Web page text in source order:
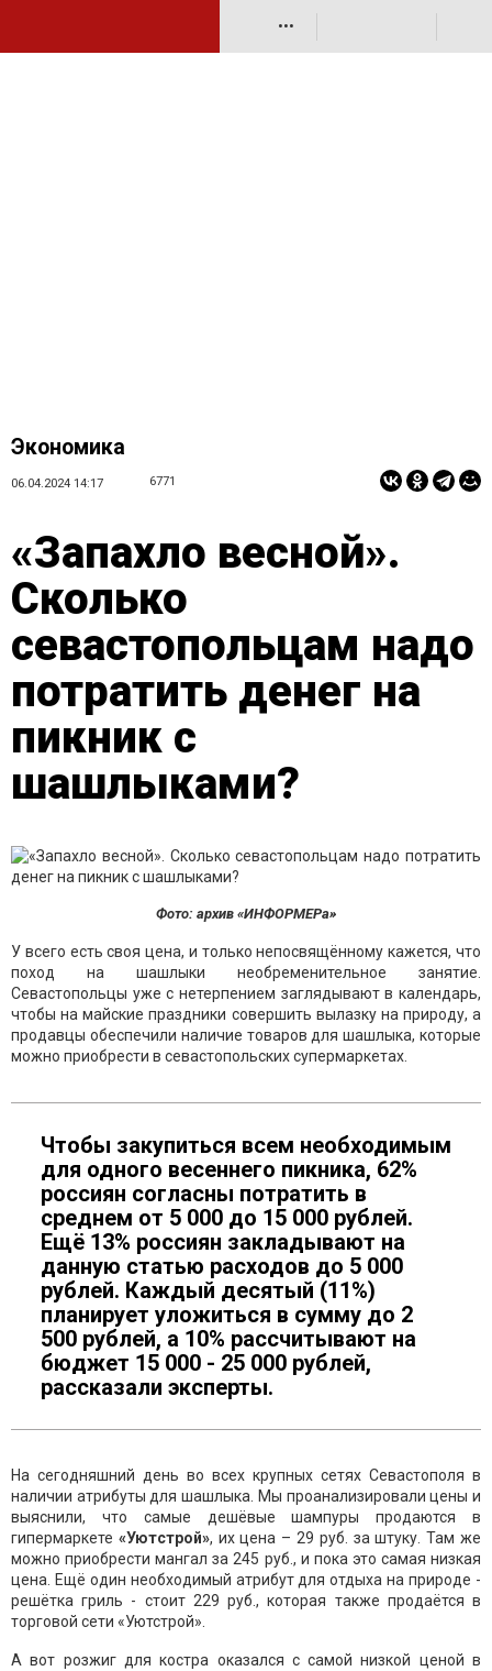
•••
Экономика
06.04.2024 14:17 6771
«Запахло весной».
Сколько
севастопольцам надо
потратить денег на
пикник с
шашлыками?
Фото: архив «ИНФОРМЕРа»
У всего есть своя цена, и только непосвящённому кажется, что
поход на шашлыки необременительное занятие.
Севастопольцы уже с нетерпением заглядывают в календарь,
чтобы на майские праздники совершить вылазку на природу, а
продавцы обеспечили наличие товаров для шашлыка, которые
можно приобрести в севастопольских супермаркетах.
Чтобы закупиться всем необходимым
для одного весеннего пикника, 62%
россиян согласны потратить в
среднем от 5 000 до 15 000 рублей.
Ещё 13% россиян закладывают на
данную статью расходов до 5 000
рублей. Каждый десятый (11%)
планирует уложиться в сумму до 2
500 рублей, а 10% рассчитывают на
бюджет 15 000 - 25 000 рублей,
рассказали эксперты.
На сегодняшний день во всех крупных сетях Севастополя в
наличии атрибуты для шашлыка. Мы проанализировали цены и
выяснили, что самые дешёвые шампуры продаются в
гипермаркете «Уютстрой», их цена – 29 руб. за штуку. Там же
можно приобрести мангал за 245 руб., и пока это самая низкая
цена. Ещё один необходимый атрибут для отдыха на природе -
решётка гриль - стоит 229 руб., которая также продаётся в
торговой сети «Уютстрой».
А вот розжиг для костра оказался с самой низкой ценой в